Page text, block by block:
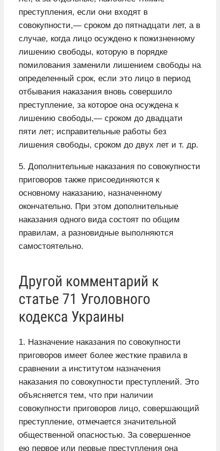
преступления, если они входят в
совокупности,— сроком до пятнадцати лет, а в
случае, когда лицо осуждено к пожизненному
лишению свободы, которую в порядке
помилования заменили лишением свободы на
определенный срок, если это лицо в период
отбывания наказания вновь совершило
преступление, за которое она осуждена к
лишению свободы,— сроком до двадцати
пяти лет; исправительные работы без
лишения свободы, сроком до двух лет и т. др.
5. Дополнительные наказания по совокупности
приговоров также присоединяются к
основному наказанию, назначенному
окончательно. При этом дополнительные
наказания одного вида состоят по общим
правилам, а разновидные выполняются
самостоятельно.
Другой комментарий к
статье 71 Уголовного
кодекса Украины
1. Назначение наказания по совокупности
приговоров имеет более жесткие правила в
сравнении а институтом назначения
наказания по совокупности преступлений. Это
объясняется тем, что при наличии
совокупности приговоров лицо, совершающий
преступление, отмечается значительной
общественной опасностью. За совершенное
ею первое или первые преступления она